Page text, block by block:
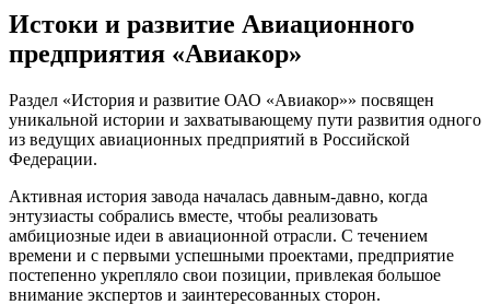
Истоки и развитие Авиационного
предприятия «Авиакор»
Раздел «История и развитие ОАО «Авиакор»» посвящен
уникальной истории и захватывающему пути развития одного
из ведущих авиационных предприятий в Российской
Федерации.
Активная история завода началась давным-давно, когда
энтузиасты собрались вместе, чтобы реализовать
амбициозные идеи в авиационной отрасли. С течением
времени и с первыми успешными проектами, предприятие
постепенно укрепляло свои позиции, привлекая большое
внимание экспертов и заинтересованных сторон.